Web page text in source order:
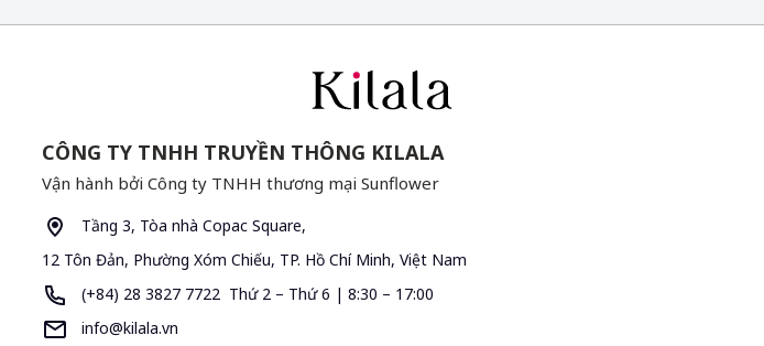
CÔNG TY TNHH TRUYỀN THÔNG KILALA
Vận hành bởi Công ty TNHH thương mại Sunflower
Tầng 3, Tòa nhà Copac Square,
12 Tôn Đản, Phường Xóm Chiếu, TP. Hồ Chí Minh, Việt Nam
(+84) 28 3827 7722 Thứ 2 – Thứ 6 | 8:30 – 17:00
info@kilala.vn